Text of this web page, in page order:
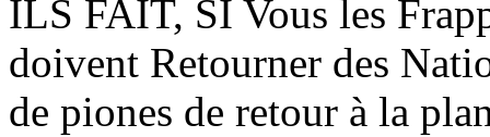
ILS FAIT, SI Vous les
doivent Retourner des
de piones de retour à la